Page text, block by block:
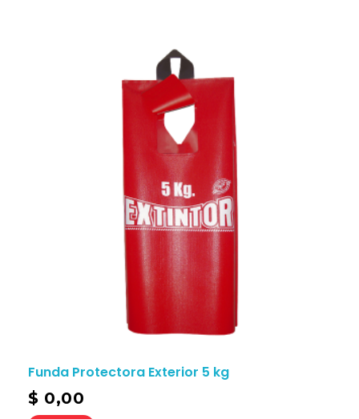
Funda Protectora Exterior 5 kg
$ 0,00